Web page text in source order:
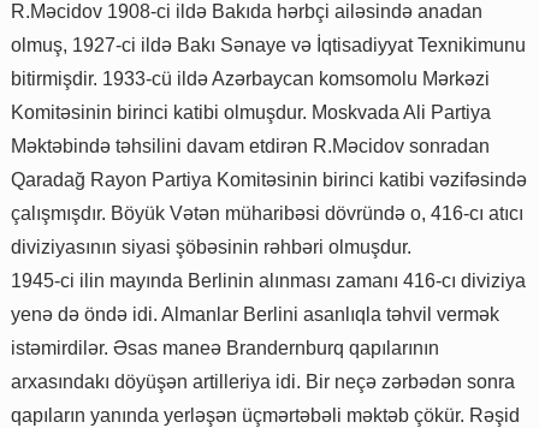
R.Məcidov 1908-ci ildə Bakıda hərbçi ailəsində anadan
olmuş, 1927-ci ildə Bakı Sənaye və İqtisadiyyat Texnikimunu
bitirmişdir. 1933-cü ildə Azərbaycan komsomolu Mərkəzi
Komitəsinin birinci katibi olmuşdur. Moskvada Ali Partiya
Məktəbində təhsilini davam etdirən R.Məcidov sonradan
Qaradağ Rayon Partiya Komitəsinin birinci katibi vəzifəsində
çalışmışdır. Böyük Vətən müharibəsi dövründə o, 416-cı atıcı
diviziyasının siyasi şöbəsinin rəhbəri olmuşdur.
1945-ci ilin mayında Berlinin alınması zamanı 416-cı diviziya
yenə də öndə idi. Almanlar Berlini asanlıqla təhvil vermək
istəmirdilər. Əsas maneə Brandernburq qapılarının
arxasındakı döyüşən artilleriya idi. Bir neçə zərbədən sonra
qapıların yanında yerləşən üçmərtəbəli məktəb çökür. Rəşid